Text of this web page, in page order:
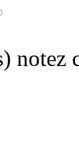
notez